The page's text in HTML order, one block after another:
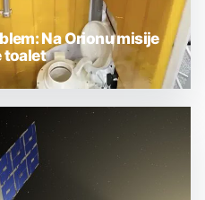
Na Orionu misije
toalet